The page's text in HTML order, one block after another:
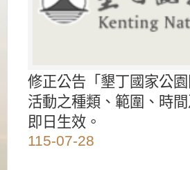
修正公告「墾丁國家公
活動之種類、範圍、時
即日生效。
115-07-28